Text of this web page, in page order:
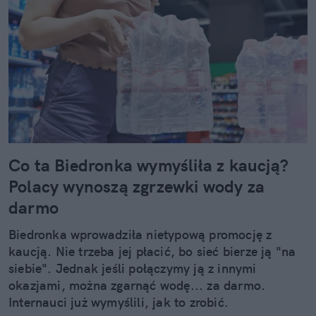
Co ta Biedronka wymyśliła z kaucją?
Polacy wynoszą zgrzewki wody za
darmo
Biedronka wprowadziła nietypową promocję z
kaucją. Nie trzeba jej płacić, bo sieć bierze ją "na
siebie". Jednak jeśli połączymy ją z innymi
okazjami, można zgarnąć wodę... za darmo.
Internauci już wymyślili, jak to zrobić.